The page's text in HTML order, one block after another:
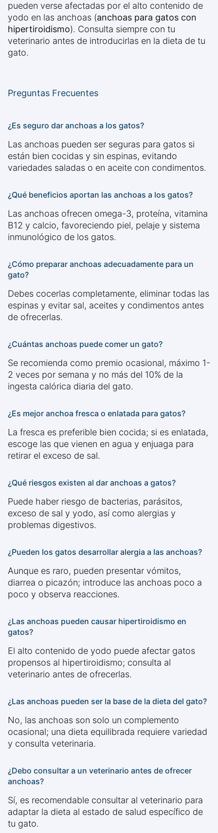
pueden verse afectadas por el alto contenido de
yodo en las anchoas (anchoas para gatos con
hipertiroidismo). Consulta siempre con tu
veterinario antes de introducirlas en la dieta de tu
gato.
Preguntas Frecuentes
¿Es seguro dar anchoas a los gatos?
Las anchoas pueden ser seguras para gatos si
están bien cocidas y sin espinas, evitando
variedades saladas o en aceite con condimentos.
¿Qué beneficios aportan las anchoas a los gatos?
Las anchoas ofrecen omega-3, proteína, vitamina
B12 y calcio, favoreciendo piel, pelaje y sistema
inmunológico de los gatos.
¿Cómo preparar anchoas adecuadamente para un
gato?
Debes cocerlas completamente, eliminar todas las
espinas y evitar sal, aceites y condimentos antes
de ofrecerlas.
¿Cuántas anchoas puede comer un gato?
Se recomienda como premio ocasional, máximo 1-
2 veces por semana y no más del 10% de la
ingesta calórica diaria del gato.
¿Es mejor anchoa fresca o enlatada para gatos?
La fresca es preferible bien cocida; si es enlatada,
escoge las que vienen en agua y enjuaga para
retirar el exceso de sal.
¿Qué riesgos existen al dar anchoas a gatos?
Puede haber riesgo de bacterias, parásitos,
exceso de sal y yodo, así como alergias y
problemas digestivos.
¿Pueden los gatos desarrollar alergia a las anchoas?
Aunque es raro, pueden presentar vómitos,
diarrea o picazón; introduce las anchoas poco a
poco y observa reacciones.
¿Las anchoas pueden causar hipertiroidismo en
gatos?
El alto contenido de yodo puede afectar gatos
propensos al hipertiroidismo; consulta al
veterinario antes de ofrecerlas.
¿Las anchoas pueden ser la base de la dieta del gato?
No, las anchoas son solo un complemento
ocasional; una dieta equilibrada requiere variedad
y consulta veterinaria.
¿Debo consultar a un veterinario antes de ofrecer
anchoas?
Sí, es recomendable consultar al veterinario para
adaptar la dieta al estado de salud específico de
tu gato.